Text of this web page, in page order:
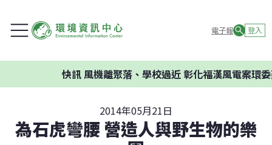
電子報 登入
風機離聚落、學校過近 彰化福漢風電案環委建議不
2014年05月21日
為石虎彎腰 營造人與野生物的樂